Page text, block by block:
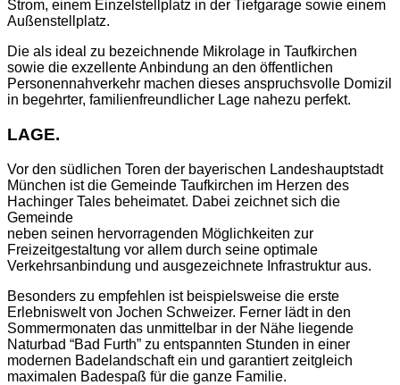
Strom, einem Einzelstellplatz in der Tiefgarage sowie einem
Außenstellplatz.
Die als ideal zu bezeichnende Mikrolage in Taufkirchen
sowie die exzellente Anbindung an den öffentlichen
Personennahverkehr machen dieses anspruchsvolle Domizil
in begehrter, familienfreundlicher Lage nahezu perfekt.
LAGE.
Vor den südlichen Toren der bayerischen Landeshauptstadt
München ist die Gemeinde Taufkirchen im Herzen des
Hachinger Tales beheimatet. Dabei zeichnet sich die
Gemeinde
neben seinen hervorragenden Möglichkeiten zur
Freizeitgestaltung vor allem durch seine optimale
Verkehrsanbindung und ausgezeichnete Infrastruktur aus.
Besonders zu empfehlen ist beispielsweise die erste
Erlebniswelt von Jochen Schweizer. Ferner lädt in den
Sommermonaten das unmittelbar in der Nähe liegende
Naturbad “Bad Furth” zu entspannten Stunden in einer
modernen Badelandschaft ein und garantiert zeitgleich
maximalen Badespaß für die ganze Familie.